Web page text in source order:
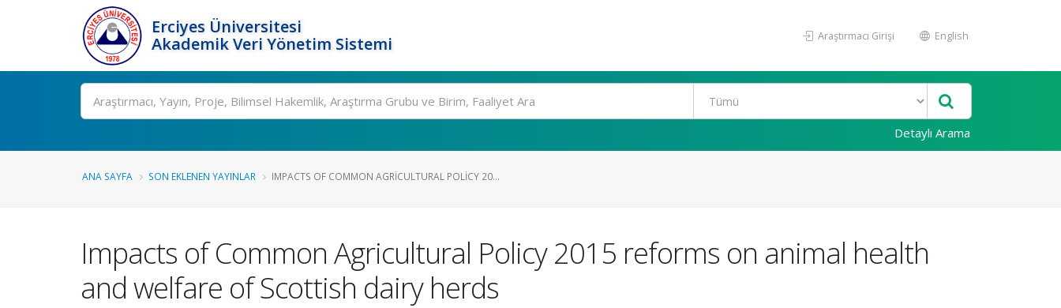
Erciyes Üniversitesi
Akademik Veri Yönetim Sistemi
Araştırmacı Girişi English
Ara
Detaylı Arama
ANA SAYFA SON EKLENEN YAYINLAR IMPACTS OF COMMON AGRICULTURAL POLICY 20...
Impacts of Common Agricultural Policy 2015 reforms on animal health
and welfare of Scottish dairy herds